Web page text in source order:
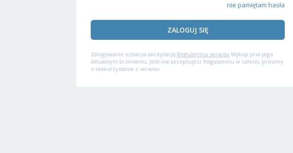
nie pamiętam hasła
ZALOGUJ SIĘ
Zalogowanie oznacza akceptację Regulaminu serwisu Wykop.pl w jego
aktualnym brzmieniu. Jeśli nie akceptujesz Regulaminu w całości, prosimy
o niekorzystanie z serwisu.